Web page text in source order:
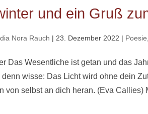
und ein Gruß
Nora Rauch | 23. Dezember 2022 | Poesie
Das Wesentliche ist getan und das
denn wisse: Das Licht wird ohne dein
von selbst an dich heran. (Eva Callies)